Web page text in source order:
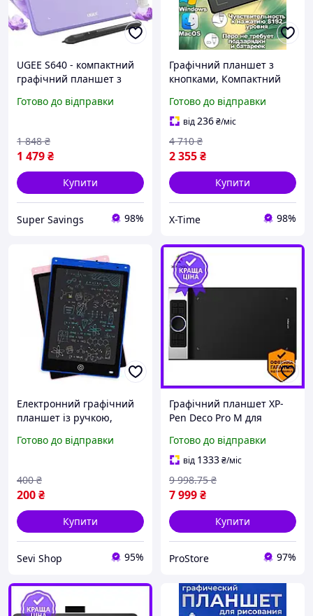
UGEE S640 - компактний
графічний планшет з
підтримка Android Purple
Готово до відправки
1 479₴
1 848 ₴
Купити
Super Savings 98%
Графічний планшет з
кнопками, Компактний
роботи (6 inch, +8
накінечників), XTM
Готово до відправки
від236₴/міс
2 355₴
4 710 ₴
Купити
X-Time 98%
Електронний графічний
планшет із ручкою,
для нотаток і малювання,
монітор
Готово до відправки
200₴
400 ₴
Купити
Sevi Shop 95%
Графічний планшет XP-
Pen Deco Pro M для
Bluetooth чіпом X3
високої точності
Готово до відправки
від 1333₴/міс
7 999₴
9 998.75 ₴
Купити
ProStore 97%